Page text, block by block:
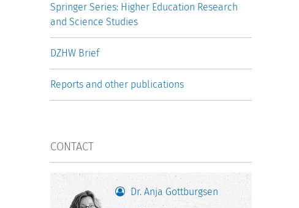
Springer Series: Higher Education Research
and Science Studies
DZHW Brief
Reports and other publications
CONTACT
Dr. Anja Gottburgsen